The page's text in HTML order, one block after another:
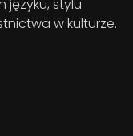
języku, stylu
w kulturze.